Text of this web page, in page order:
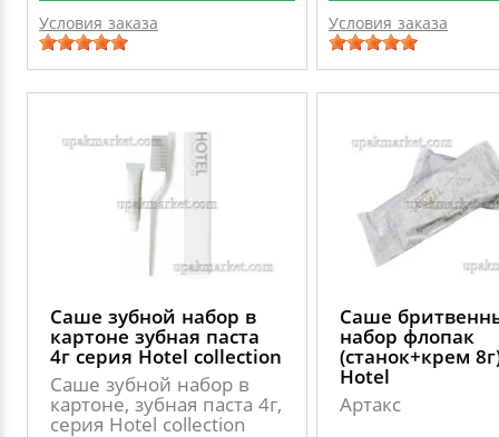
Условия заказа Условия заказа
Саше зубной набор в
картоне зубная паста
4г серия Hotel colleсtion
Саше зубной набор в
картоне, зубная паста 4г,
серия Hotel colleсtion
Саше
набор флопак
(станок+крем
Hotel
Артакс